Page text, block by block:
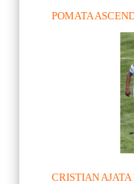
POMATA
CRISTIAN AJATA